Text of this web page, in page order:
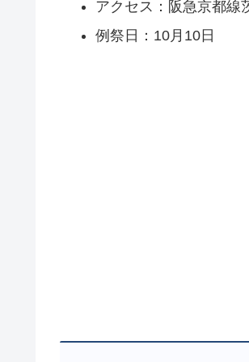
アクセス：阪急京都線
例祭日：10月10日